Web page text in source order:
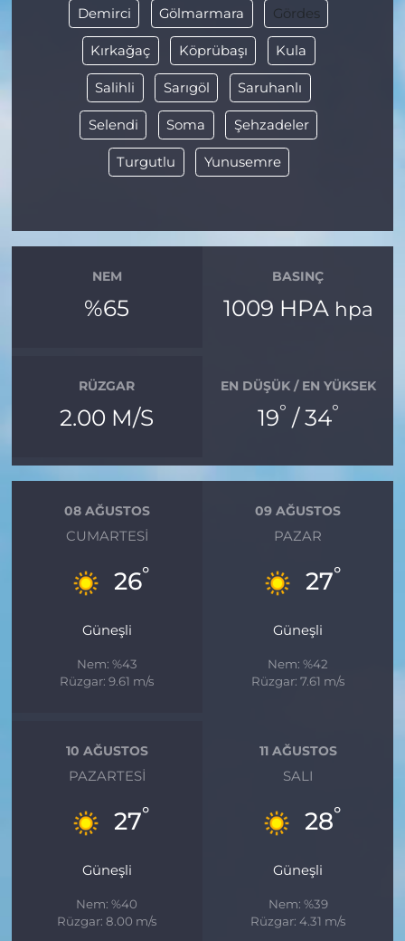
Demirci Gölmarmara Gördes
Kırkağaç Köprübaşı Kula
Salihli Sarıgöl Saruhanlı
Selendi Soma Şehzadeler
Turgutlu Yunusemre
NEM
%65
BASINÇ
1009 HPA hpa
RÜZGAR
2.00 M/S
EN DÜŞÜK / EN YÜKSEK
19° / 34°
08 AĞUSTOS
CUMARTESI
26°
Güneşli
Nem: %43
Rüzgar: 9.61 m/s
09 AĞUSTOS
PAZAR
27°
Güneşli
Nem: %42
Rüzgar: 7.61 m/s
10 AĞUSTOS
PAZARTESI
27°
Güneşli
Nem: %40
Rüzgar: 8.00 m/s
11 AĞUSTOS
SALI
28°
Güneşli
Nem: %39
Rüzgar: 4.31 m/s